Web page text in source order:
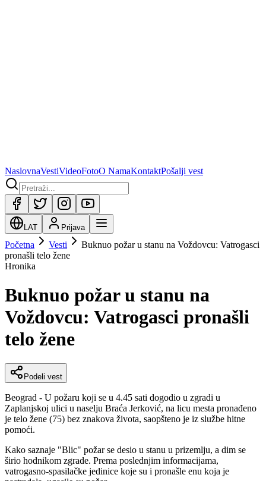
NaslovnaVestiVideoFotoO NamaKontaktPošalji vest
LAT Prijava
Početna Vesti
Buknuo požar u stanu na Voždovcu: Vatrogasci
pronašli telo žene
Hronika
Buknuo požar u stanu na
Voždovcu: Vatrogasci pronašli
telo žene
Podeli vest
Beograd - U požaru koji se u 4.45 sati dogodio u zgradi u
Zaplanjskoj ulici u naselju Braća Jerković, na licu mesta pronađeno
je telo žene (75) bez znakova života, saopšteno je iz službe hitne
pomoći.
Kako saznaje "Blic" požar se desio u stanu u prizemlju, a dim se
širio hodnikom zgrade. Prema poslednjim informacijama,
vatrogasno-spasilačke jedinice koje su i pronašle enu koja je